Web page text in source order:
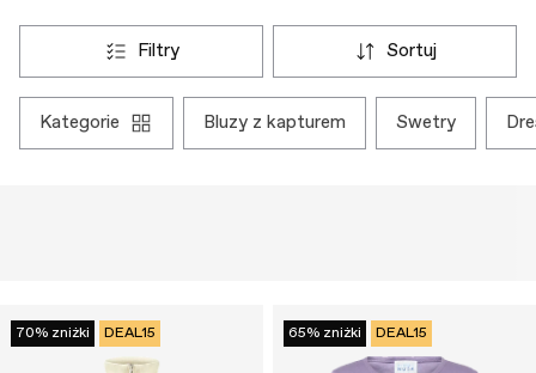
filtry sortuj
kategorie bluzy z kapturem swetry
70% zniżki DEAL15 65% zniżki DEAL15